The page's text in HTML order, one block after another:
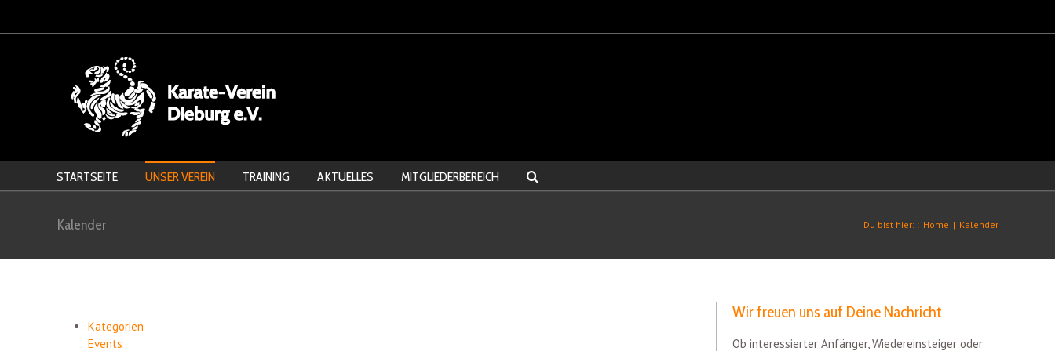
STARTSEITE UNSER VEREIN TRAINING AKTUELLES MITGLIEDERBEREICH
Kalender Du bist hier: : Home | Kalender
Kategorien
Events
Wir freuen uns auf Deine Nachricht
Ob interessierter Anfänger, Wiedereinsteiger oder